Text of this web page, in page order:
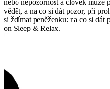
nebo nepozornost a člověk může
vědět, a na co si dát pozor, při
si ždímat peněženku: na co si dát
on Sleep & Relax.